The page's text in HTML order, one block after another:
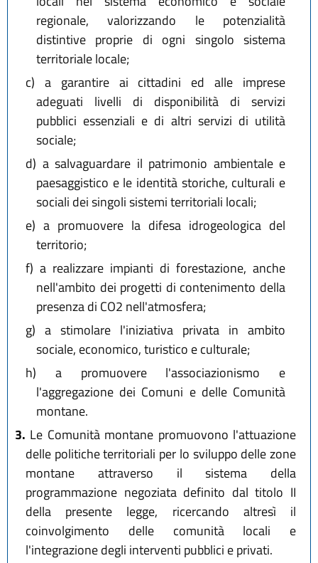
regionale, valorizzando le potenzialità
distintive proprie di ogni singolo sistema
territoriale locale;
c) a garantire ai cittadini ed alle imprese
adeguati livelli di disponibilità di servizi
pubblici essenziali e di altri servizi di utilità
sociale;
d) a salvaguardare il patrimonio ambientale e
paesaggistico e le identità storiche, culturali e
sociali dei singoli sistemi territoriali locali;
e) a promuovere la difesa idrogeologica del
territorio;
f) a realizzare impianti di forestazione, anche
nell'ambito dei progetti di contenimento della
presenza di CO2 nell'atmosfera;
g) a stimolare l'iniziativa privata in ambito
sociale, economico, turistico e culturale;
h) a promuovere l'associazionismo e
l'aggregazione dei Comuni e delle Comunità
montane.
3. Le Comunità montane promuovono l'attuazione
delle politiche territoriali per lo sviluppo delle zone
montane attraverso il sistema della
programmazione negoziata definito dal titolo II
della presente legge, ricercando altresì il
coinvolgimento delle comunità locali e
l'integrazione degli interventi pubblici e privati.